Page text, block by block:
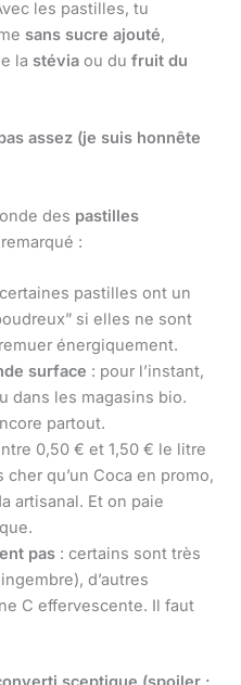
les pastilles, tu
sans sucre ajouté,
la stévia ou du fruit du
assez (je suis honnête
des pastilles
:
pastilles ont un
si elles ne sont
énergiquement.
surface : pour l’instant,
dans les magasins bio.
partout.
0,50 € et 1,50 € le litre
cher qu’un Coca en promo,
artisanal. Et on paie
pas : certains sont très
d’autres
C effervescente. Il faut